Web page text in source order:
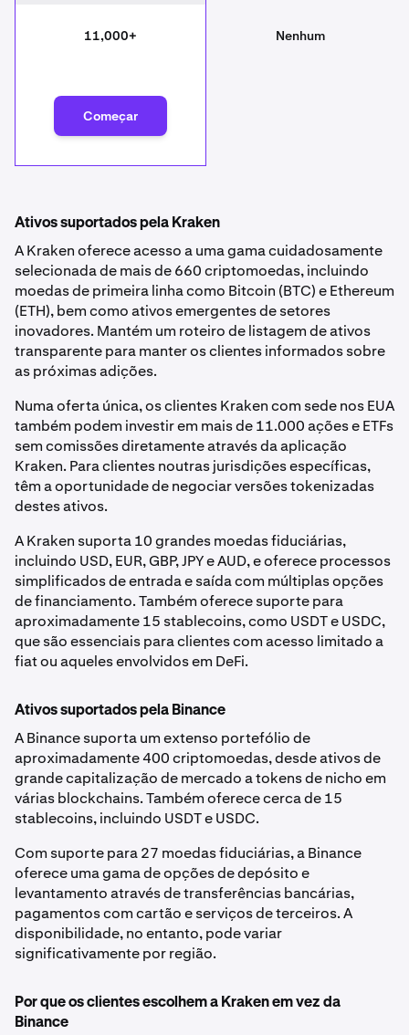
11,000+ Nenhum
Começar
Ativos suportados pela Kraken
A Kraken oferece acesso a uma gama cuidadosamente
selecionada de mais de 660 criptomoedas, incluindo
moedas de primeira linha como Bitcoin (BTC) e Ethereum
(ETH), bem como ativos emergentes de setores
inovadores. Mantém um roteiro de listagem de ativos
transparente para manter os clientes informados sobre
as próximas adições.
Numa oferta única, os clientes Kraken com sede nos EUA
também podem investir em mais de 11.000 ações e ETFs
sem comissões diretamente através da aplicação
Kraken. Para clientes noutras jurisdições específicas,
têm a oportunidade de negociar versões tokenizadas
destes ativos.
A Kraken suporta 10 grandes moedas fiduciárias,
incluindo USD, EUR, GBP, JPY e AUD, e oferece processos
simplificados de entrada e saída com múltiplas opções
de financiamento. Também oferece suporte para
aproximadamente 15 stablecoins, como USDT e USDC,
que são essenciais para clientes com acesso limitado a
fiat ou aqueles envolvidos em DeFi.
Ativos suportados pela Binance
A Binance suporta um extenso portefólio de
aproximadamente 400 criptomoedas, desde ativos de
grande capitalização de mercado a tokens de nicho em
várias blockchains. Também oferece cerca de 15
stablecoins, incluindo USDT e USDC.
Com suporte para 27 moedas fiduciárias, a Binance
oferece uma gama de opções de depósito e
levantamento através de transferências bancárias,
pagamentos com cartão e serviços de terceiros. A
disponibilidade, no entanto, pode variar
significativamente por região.
Por que os clientes escolhem a Kraken em vez da
Binance